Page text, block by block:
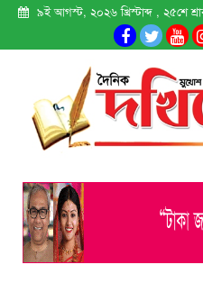
৯ই আগস্ট, ২০২৬ খ্রিস্টাব্দ , ২৫শে